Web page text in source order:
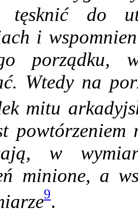
tęsknić do
i
porządku,
Wtedy na
mitu
w
minione, a
9.